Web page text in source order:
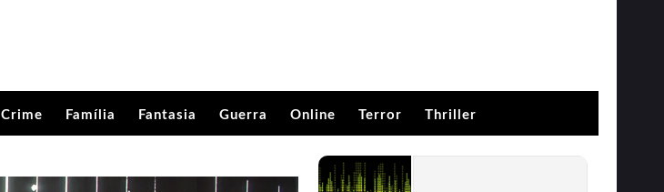
Crime Família Fantasia Guerra Online Terror Thriller